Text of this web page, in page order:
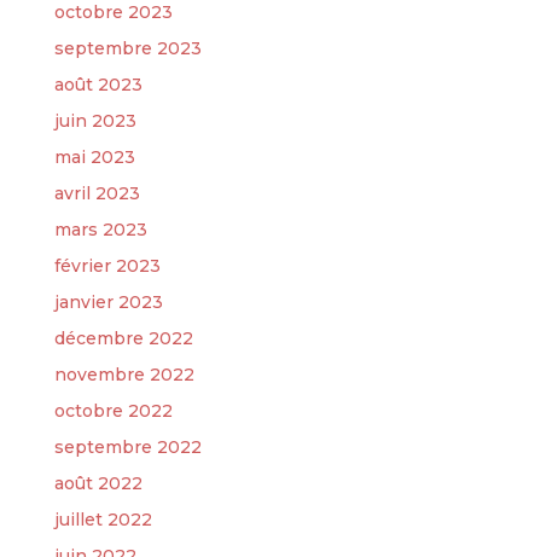
octobre 2023
septembre 2023
août 2023
juin 2023
mai 2023
avril 2023
mars 2023
février 2023
janvier 2023
décembre 2022
novembre 2022
octobre 2022
septembre 2022
août 2022
juillet 2022